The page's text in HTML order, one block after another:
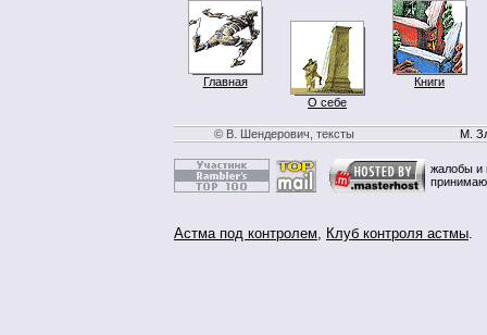
Главная
О себе
Книги
© В. Шендерович, тексты М.
жалобы и
Астма под контролем, Клуб контроля астмы.